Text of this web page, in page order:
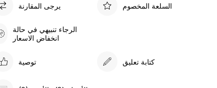
يرجى المقارنة السلعة المخصوم
الرجاء تنبيهي في حالة
انخفاض الاسعار
توصية كتابة تعليق